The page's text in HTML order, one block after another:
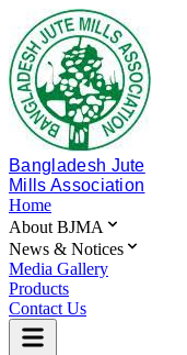
Bangladesh Jute
Mills Association
Home
About BJMA
News & Notices
Media Gallery
Products
Contact Us